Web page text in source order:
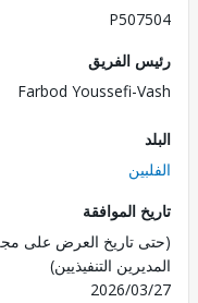
الفريق
Farbod Youssefi-
الموافقة
تاريخ العرض على مجلس
التنفيذيين)
2026/